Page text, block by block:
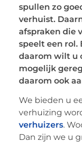
spullen zo
verhuist.
afspraken die
speelt een rol.
daarom wilt u
mogelijk
daarom ook
We bieden u
verhuizing
verhuizers.
Dan zijn we u